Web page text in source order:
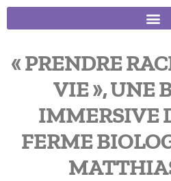
« PRENDRE
VIE », UNE
IMMERSIVE
FERME